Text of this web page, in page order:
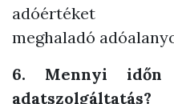
meghaladó
6. Mennyi időn
adatszolgáltatás?